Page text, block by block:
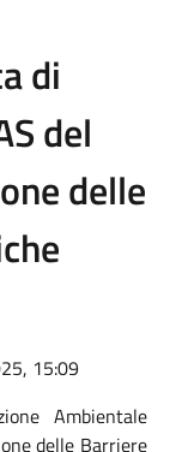
di
del
delle
15:09
Ambientale
delle Barriere